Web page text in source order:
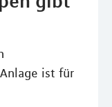
ist für